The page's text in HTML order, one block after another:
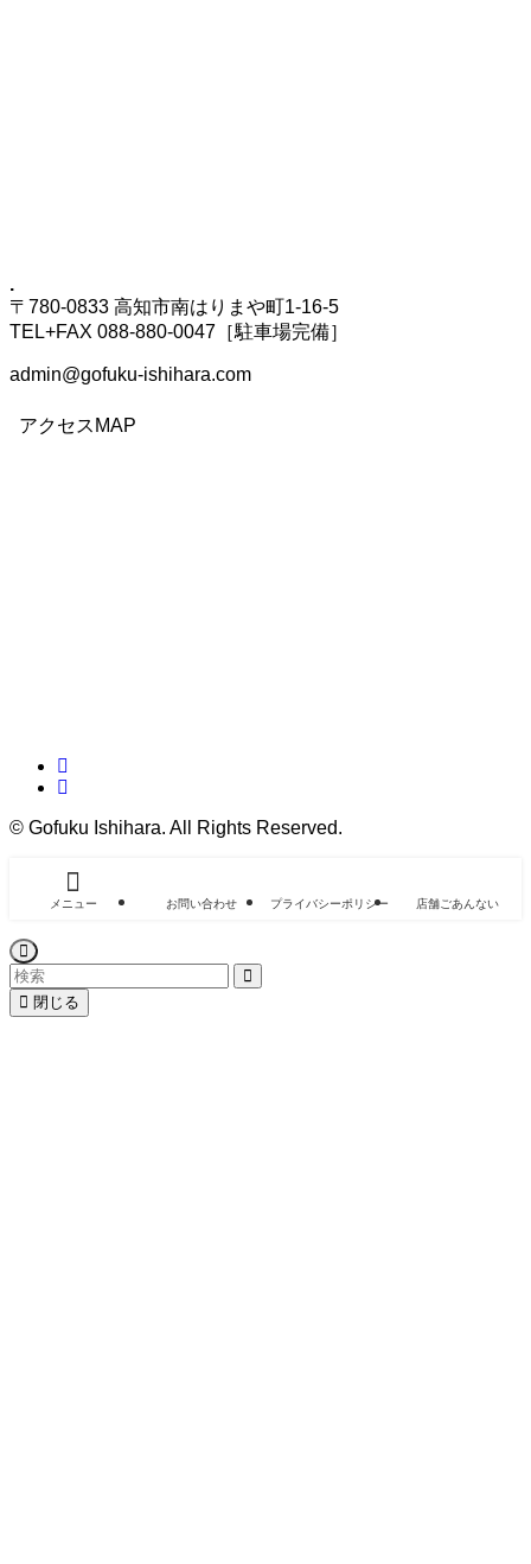
.
〒780-0833 高知市南はりまや町1-16-5
TEL+FAX 088-880-0047［駐車場完備］
admin@gofuku-ishihara.com
アクセスMAP
© Gofuku Ishihara. All Rights Reserved.
メニュー お問い合わせ プライバシーポリシー 店舗ごあんない
閉じる